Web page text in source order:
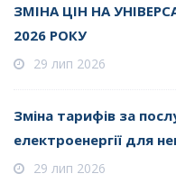
ЗМІНА ЦІН НА
2026 РОКУ
29 лип 2026
Зміна тарифів за
електроенергії для
29 лип 2026